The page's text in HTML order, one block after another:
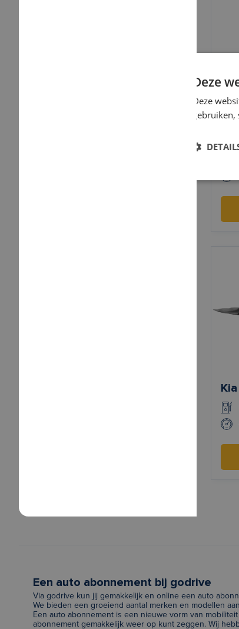
Een auto abonnement bij godrive
Via godrive kun jij gemakkelijk en online een auto
We bieden een groeiend aantal merken en modellen
Een auto abonnement is een nieuwe vorm van
abonnement gemakkelijk weer op kunt zeggen. Wij
Deze
Deze